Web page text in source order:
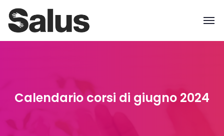
Calendario corsi di giugno 2024